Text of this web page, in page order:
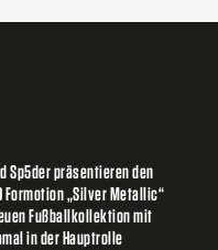
Sp5der präsentieren den
Formotion „Silver Metallic“
Fußballkollektion mit
in der Hauptrolle